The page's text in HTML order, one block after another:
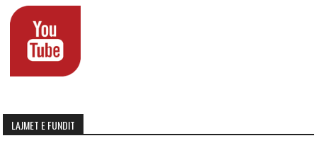
LAJMET E FUNDIT